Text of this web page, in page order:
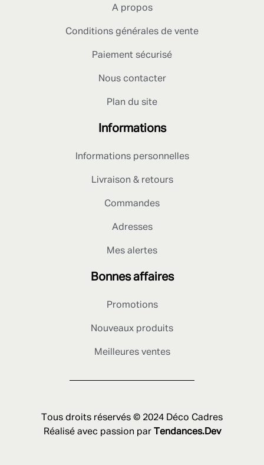
A propos
Conditions générales de vente
Paiement sécurisé
Nous contacter
Plan du site
Informations
Informations personnelles
Livraison & retours
Commandes
Adresses
Mes alertes
Bonnes affaires
Promotions
Nouveaux produits
Meilleures ventes
Tous droits réservés © 2024 Déco Cadres
Réalisé avec passion par
Tendances.Dev